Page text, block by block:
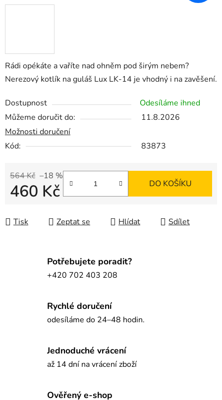
Rádi opékáte a vaříte nad ohněm pod širým nebem?
Nerezový kotlík na guláš Lux LK-14 je vhodný i na zavěšení.
Dostupnost
Odesíláme ihned
Můžeme doručit do:
11.8.2026
Možnosti doručení
Kód:
83873
564 Kč –18 %
460 Kč DO KOŠÍKU
Tisk Zeptat se Hlídat Sdílet
Potřebujete poradit?
+420 702 403 208
Rychlé doručení
odesíláme do 24–48 hodin.
Jednoduché vrácení
až 14 dní na vrácení zboží
Ověřený e-shop